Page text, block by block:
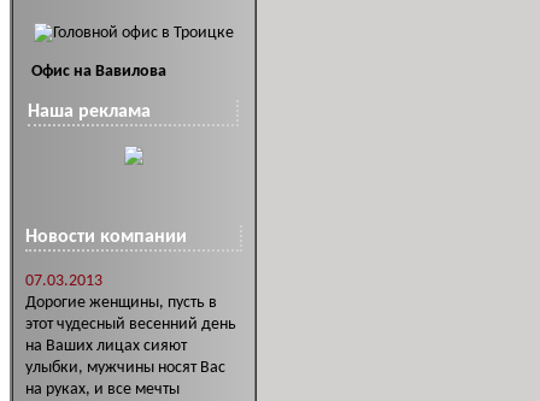
Офис на Вавилова
Наша реклама
Новости компании
07.03.2013
Дорогие женщины, пусть в
этот чудесный весенний день
на Ваших лицах сияют
улыбки, мужчины носят Вас
на руках, и все мечты